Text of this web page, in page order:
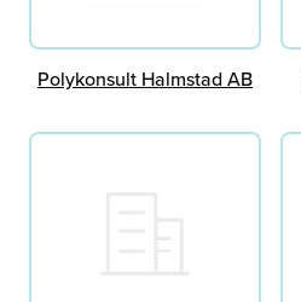
Polykonsult Halmstad AB